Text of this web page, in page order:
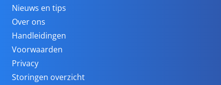
Nieuws en tips
Over ons
Handleidingen
Voorwaarden
Privacy
Storingen overzicht